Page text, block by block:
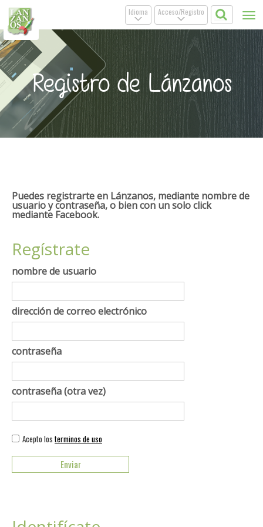
Acceso/Registro
.
Idioma
.
Registro de Lánzanos
Puedes registrarte en Lánzanos, mediante nombre de
usuario y contraseña, o bien con un solo click
mediante Facebook.
Regístrate
nombre de usuario
dirección de correo electrónico
contraseña
contraseña (otra vez)
Acepto los terminos de uso